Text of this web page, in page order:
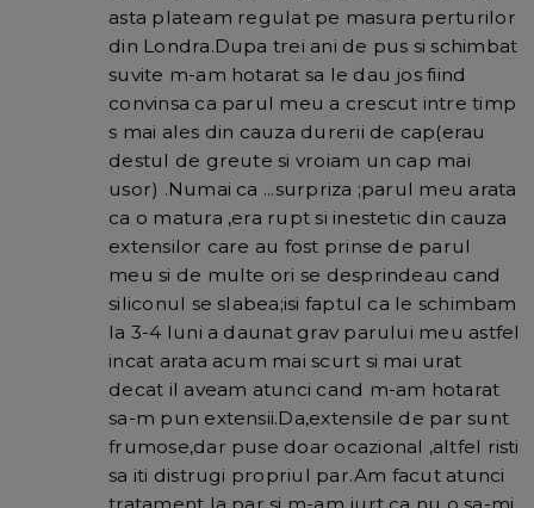
asta plateam regulat pe masura perturilor
din Londra.Dupa trei ani de pus si schimbat
suvite m-am hotarat sa le dau jos fiind
convinsa ca parul meu a crescut intre timp
s mai ales din cauza durerii de cap(erau
destul de greute si vroiam un cap mai
usor) .Numai ca ...surpriza ;parul meu arata
ca o matura ,era rupt si inestetic din cauza
extensilor care au fost prinse de parul
meu si de multe ori se desprindeau cand
siliconul se slabea;isi faptul ca le schimbam
la 3-4 luni a daunat grav parului meu astfel
incat arata acum mai scurt si mai urat
decat il aveam atunci cand m-am hotarat
sa-m pun extensii.Da,extensile de par sunt
frumose,dar puse doar ocazional ,altfel risti
sa iti distrugi propriul par.Am facut atunci
tratament la par si m-am jurt ca nu o sa-mi